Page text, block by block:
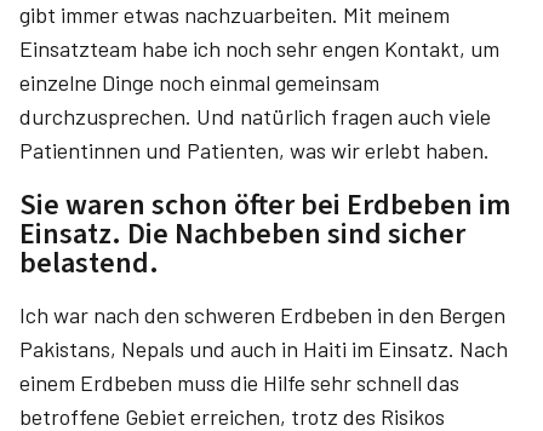
gibt immer etwas nachzuarbeiten. Mit meinem
Einsatzteam habe ich noch sehr engen Kontakt, um
einzelne Dinge noch einmal gemeinsam
durchzusprechen. Und natürlich fragen auch viele
Patientinnen und Patienten, was wir erlebt haben.
Sie waren schon öfter bei Erdbeben im
Einsatz. Die Nachbeben sind sicher
belastend.
Ich war nach den schweren Erdbeben in den Bergen
Pakistans, Nepals und auch in Haiti im Einsatz. Nach
einem Erdbeben muss die Hilfe sehr schnell das
betroffene Gebiet erreichen, trotz des Risikos